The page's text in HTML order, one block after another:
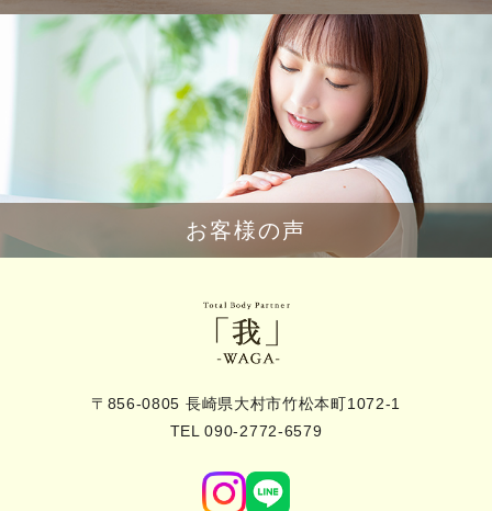
お客様の声
〒856-0805 長崎県大村市竹松本町1072-1
TEL 090-2772-6579